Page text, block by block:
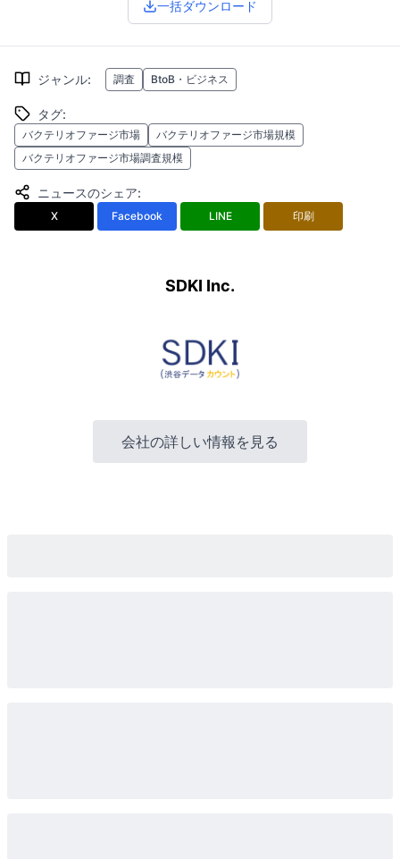
一括ダウンロード
ジャンル: 調査 BtoB・ビジネス
タグ:
バクテリオファージ市場
バクテリオファージ市場規模
バクテリオファージ市場調査規模
ニュースのシェア:
X Facebook LINE 印刷
SDKI Inc.
会社の詳しい情報を見る